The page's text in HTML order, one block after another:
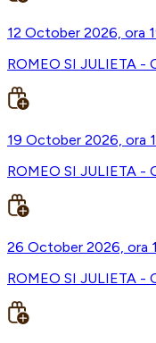
12 October 2026, ora
ROMEO SI JULIETA -
19 October 2026, ora
ROMEO SI JULIETA -
26 October 2026, ora
ROMEO SI JULIETA -